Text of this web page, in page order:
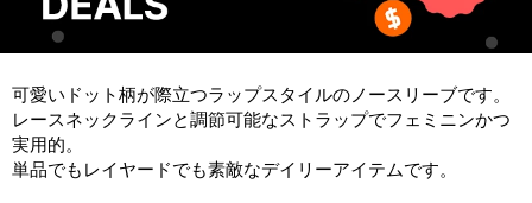
可愛いドット柄が際立つラップスタイルのノースリーブです。
レースネックラインと調節可能なストラップでフェミニンかつ
実用的。
単品でもレイヤードでも素敵なデイリーアイテムです。